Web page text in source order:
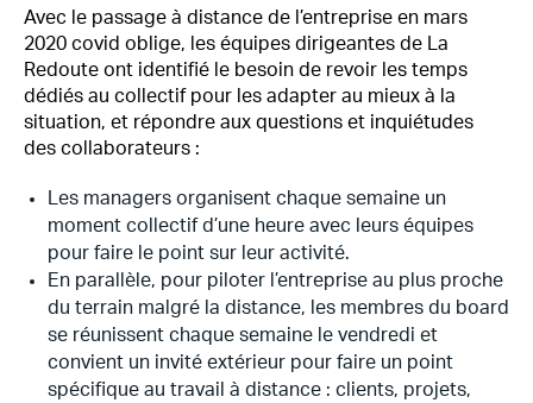
Avec le passage à distance de l’entreprise en mars
2020 covid oblige, les équipes dirigeantes de La
Redoute ont identifié le besoin de revoir les temps
dédiés au collectif pour les adapter au mieux à la
situation, et répondre aux questions et inquiétudes
des collaborateurs :
Les managers organisent chaque semaine un
moment collectif d’une heure avec leurs équipes
pour faire le point sur leur activité.
En parallèle, pour piloter l’entreprise au plus proche
du terrain malgré la distance, les membres du board
se réunissent chaque semaine le vendredi et
convient un invité extérieur pour faire un point
spécifique au travail à distance : clients, projets,